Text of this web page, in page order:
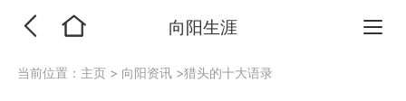
向阳生涯
当前位置： 主页 > 向阳资讯 >猎头的十大语录